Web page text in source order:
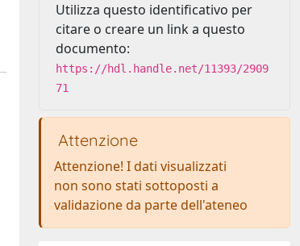
Utilizza questo identificativo per
citare o creare un link a questo
documento:
https://hdl.handle.net/11393/2909
71
Attenzione
Attenzione! I dati visualizzati
non sono stati sottoposti a
validazione da parte dell'ateneo